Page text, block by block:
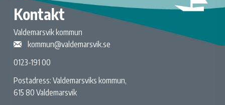
Kontakt
Valdemarsvik kommun
kommun@valdemarsvik.se
0123-191 00
Postadress: Valdemarsviks kommun,
615 80 Valdemarsvik